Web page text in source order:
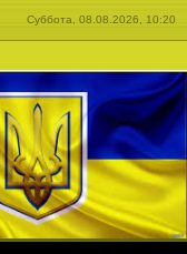
Суббота, 08.08.2026, 10:20